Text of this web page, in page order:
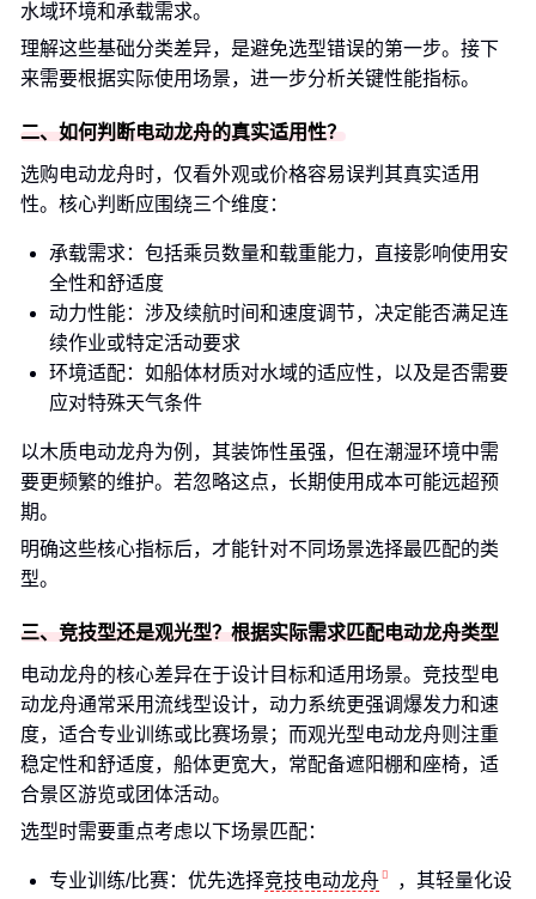
水域环境和承载需求。
理解这些基础分类差异，是避免选型错误的第一步。接下
来需要根据实际使用场景，进一步分析关键性能指标。
二、如何判断电动龙舟的真实适用性？
选购电动龙舟时，仅看外观或价格容易误判其真实适用
性。核心判断应围绕三个维度：
承载需求：包括乘员数量和载重能力，直接影响使用安
全性和舒适度
动力性能：涉及续航时间和速度调节，决定能否满足连
续作业或特定活动要求
环境适配：如船体材质对水域的适应性，以及是否需要
应对特殊天气条件
以木质电动龙舟为例，其装饰性虽强，但在潮湿环境中需
要更频繁的维护。若忽略这点，长期使用成本可能远超预
期。
明确这些核心指标后，才能针对不同场景选择最匹配的类
型。
三、竞技型还是观光型？根据实际需求匹配电动龙舟类型
电动龙舟的核心差异在于设计目标和适用场景。竞技型电
动龙舟通常采用流线型设计，动力系统更强调爆发力和速
度，适合专业训练或比赛场景；而观光型电动龙舟则注重
稳定性和舒适度，船体更宽大，常配备遮阳棚和座椅，适
合景区游览或团体活动。
选型时需要重点考虑以下场景匹配：
专业训练/比赛：优先选择竞技电动龙舟
，其轻量化设